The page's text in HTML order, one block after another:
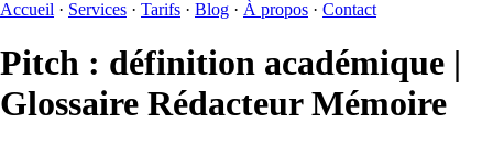
Accueil · Services · Tarifs · Blog · À propos · Contact
Pitch : définition académique |
Glossaire Rédacteur Mémoire